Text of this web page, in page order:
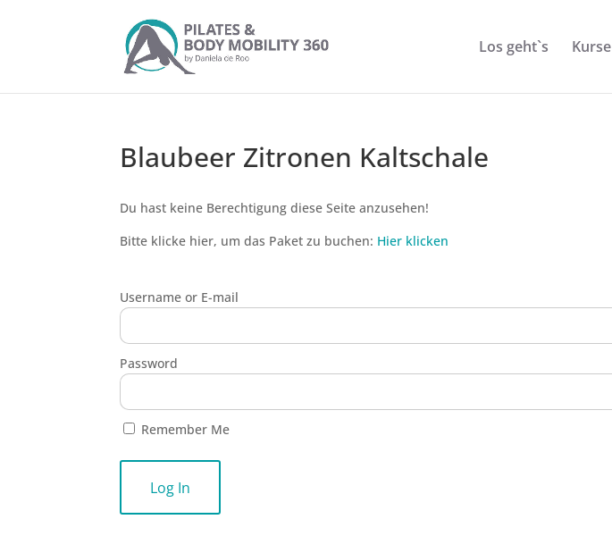
Los geht`s Kurse
Blaubeer Zitronen Kaltschale
Du hast keine Berechtigung diese Seite anzusehen!
Bitte klicke hier, um das Paket zu buchen: Hier klicken
Username or E-mail
Password
Remember Me